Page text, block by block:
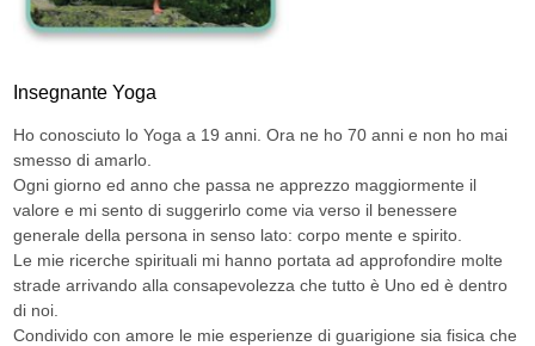
Insegnante Yoga
Ho conosciuto lo Yoga a 19 anni. Ora ne ho 70 anni e non ho mai
smesso di amarlo.
Ogni giorno ed anno che passa ne apprezzo maggiormente il
valore e mi sento di suggerirlo come via verso il benessere
generale della persona in senso lato: corpo mente e spirito.
Le mie ricerche spirituali mi hanno portata ad approfondire molte
strade arrivando alla consapevolezza che tutto è Uno ed è dentro
di noi.
Condivido con amore le mie esperienze di guarigione sia fisica che